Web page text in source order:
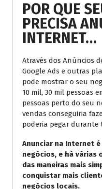
POR QUE
PRECISA
INTERNET…
Através dos Anúncios
Google Ads e outras
pode mostrar o seu
10 mil, 30 mil pessoas
pessoas perto do seu
vendas conseguiria
poderia pegar durante
Anunciar na Internet
negócios, e há várias
das maneiras mais
conquistar mais
negócios locais.